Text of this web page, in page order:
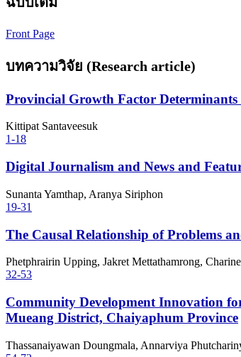
Front Page
บทความวิจัย (Research article)
Provincial Growth Factor
Kittipat Santaveesuk
1-18
Digital Journalism and News and
Sunanta Yamthap, Aranya Siriphon
19-31
The Causal Relationship of Problems
Phetphrairin Upping, Jakret Mettathamrong,
32-53
Community Development Innovation
Mueang District, Chaiyaphum Province
Thassanaiyawan Doungmala, Annarviya